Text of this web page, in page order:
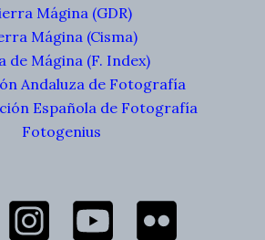
Mágina (GDR)
Mágina (Cisma)
de Mágina (F. Index)
Andaluza de Fotografía
Española de Fotografía
Fotogenius